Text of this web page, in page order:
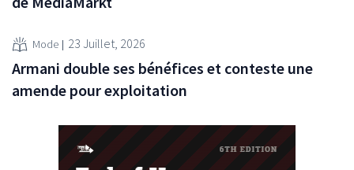
Mode 23 Juillet, 2026
Armani double ses bénéfices et conteste une
amende pour exploitation